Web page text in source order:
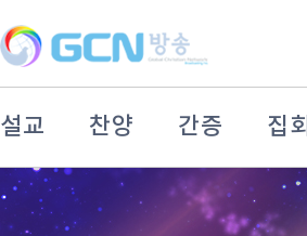
설교 찬양 간증 집회